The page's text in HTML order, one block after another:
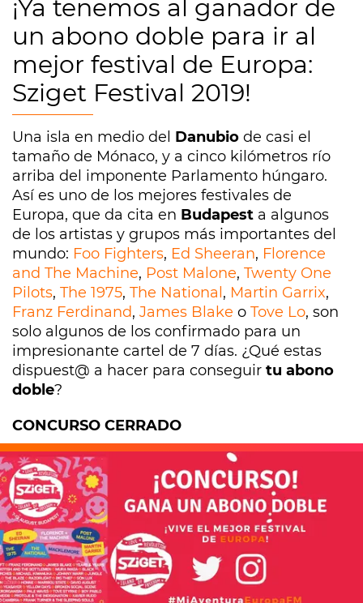
¡Ya tenemos al ganador de
un abono doble para ir al
mejor festival de Europa:
Sziget Festival 2019!
Una isla en medio del Danubio de casi el
tamaño de Mónaco, y a cinco kilómetros río
arriba del imponente Parlamento húngaro.
Así es uno de los mejores festivales de
Europa, que da cita en Budapest a algunos
de los artistas y grupos más importantes del
mundo: Foo Fighters, Ed Sheeran, Florence
and The Machine, Post Malone, Twenty One
Pilots, The 1975, The National , Martin Garrix,
Franz Ferdinand, James Blake o Tove Lo, son
solo algunos de los confirmado para un
impresionante cartel de 7 días. ¿Qué estas
dispuest@ a hacer para conseguir tu abono
doble?
CONCURSO CERRADO